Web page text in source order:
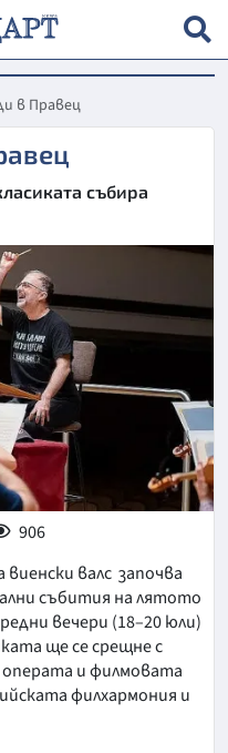
в Правец
събира
906
валс започва
събития на лятото
вечери (18–20 юли)
ще се срещне с
и филмовата
филхармония и